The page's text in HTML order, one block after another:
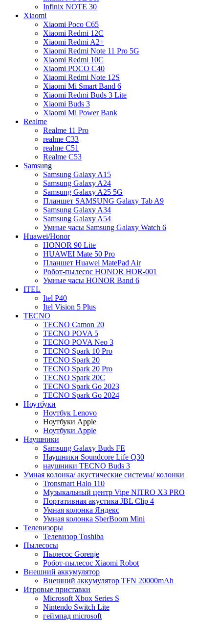
Infinix NOTE 30
Xiaomi
Xiaomi Poco C65
Xiaomi Redmi 12C
Xiaomi Redmi A2+
Xiaomi Redmi Note 11 Pro 5G
Xiaomi Redmi 10C
Xiaomi POCO C40
Xiaomi Redmi Note 12S
Xiaomi Mi Smart Band 6
Xiaomi Redmi Buds 3 Lite
Xiaomi Buds 3
Xiaomi Mi Power Bank
Realme
Realme 11 Pro
realme C33
realme C51
Realme C53
Samsung
Samsung Galaxy A15
Samsung Galaxy A24
Samsung Galaxy A25 5G
Планшет SAMSUNG Galaxy Tab A9
Samsung Galaxy A34
Samsung Galaxy A54
Умные часы Samsung Galaxy Watch 6
Huawei/Honor
HONOR 90 Lite
HUAWEI Mate 50 Pro
Планшет Huawei MatePad Air
Робот-пылесос HONOR HOR-001
Умные часы HONOR Band 6
ITEL
Itel P40
Itel Vision 5 Plus
TECNO
TECNO Camon 20
TECNO POVA 5
TECNO POVA Neo 3
TECNO Spark 10 Pro
TECNO Spark 20
TECNO Spark 20 Pro
TECNO Spark 20C
TECNO Spark Go 2023
TECNO Spark Go 2024
Ноутбуки
Ноутбук Lenovo
Ноутбуки Apple
Ноутбуки Apple
Наушники
Samsung Galaxy Buds FE
Наушники Soundcore Life Q30
наушники TECNO Buds 3
Умная колонка/ акустические системы/ колонки
Tronsmart Halo 110
Музыкальный центр Vipe NITRO X3 PRO
Портативная акустика JBL Clip 4
Умная колонка Яндекс
Умная колонка SberBoom Mini
Телевизоры
Телевизор Toshiba
Пылесосы
Пылесос Gorenje
Робот-пылесос Xiaomi Robot
Внешний аккумулятор
Внешний аккумулятор TFN 20000mAh
Игровые приставки
Microsoft Xbox Series S
Nintendo Switch Lite
геймпад microsoft